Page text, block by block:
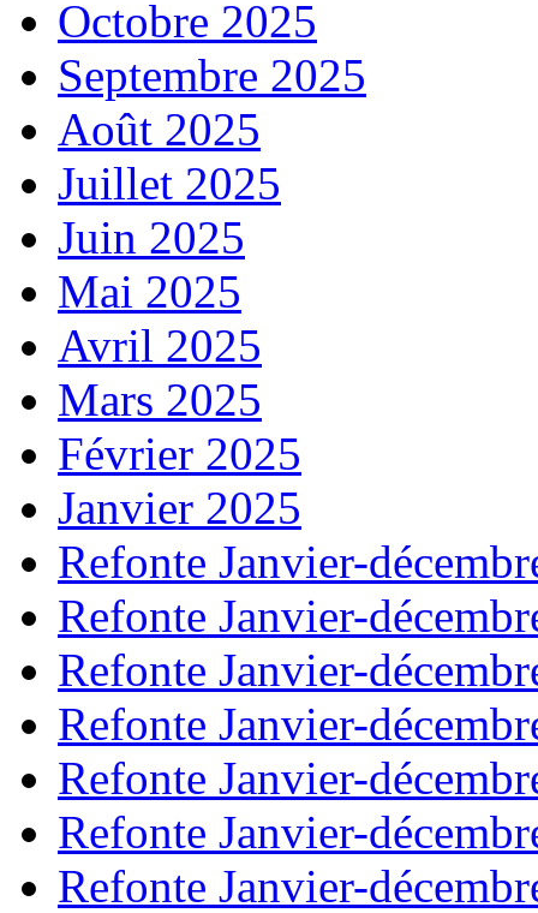
Octobre 2025
Septembre 2025
Août 2025
Juillet 2025
Juin 2025
Mai 2025
Avril 2025
Mars 2025
Février 2025
Janvier 2025
Refonte Janvier-
Refonte Janvier-
Refonte Janvier-
Refonte Janvier-
Refonte Janvier-
Refonte Janvier-
Refonte Janvier-